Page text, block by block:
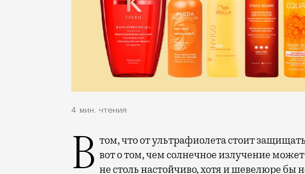
4 мин. чтения
В том, что от ультрафиолета стоит защищать кожу, дерматологи нас убедили. Но вот о том, чем солнечное излучение
не столь настойчиво, хотя и шевелюре бы